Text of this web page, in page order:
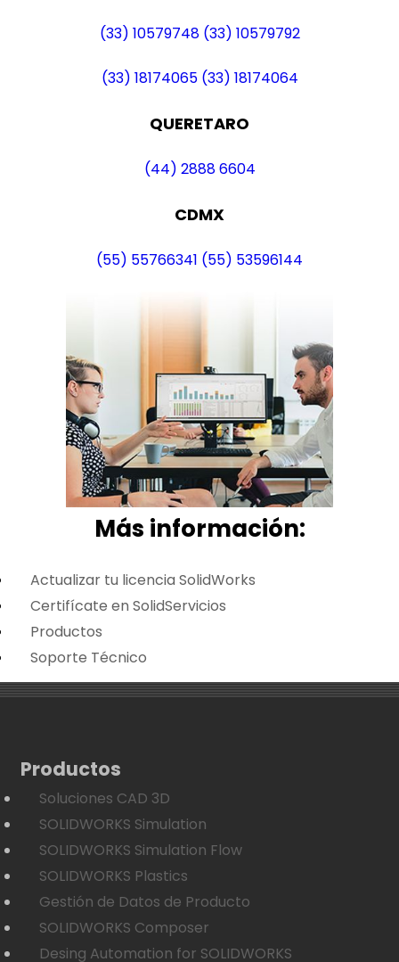
(33) 10579748 (33) 10579792
(33) 18174065 (33) 18174064
QUERETARO
(44) 2888 6604
CDMX
(55) 55766341 (55) 53596144
Más información:
Actualizar tu licencia SolidWorks
Certifícate en SolidServicios
Productos
Soporte Técnico
Productos
Soluciones CAD 3D
SOLIDWORKS Simulation
SOLIDWORKS Simulation Flow
SOLIDWORKS Plastics
Gestión de Datos de Producto
SOLIDWORKS Composer
Desing Automation for SOLIDWORKS